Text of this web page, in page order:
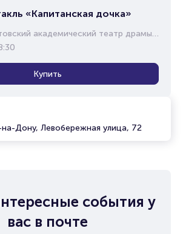
Дону, Левобережная улица, 72
«Капитанская дочка»
академический театр драмы им. М.Горького
Купить
события у
вас в почте